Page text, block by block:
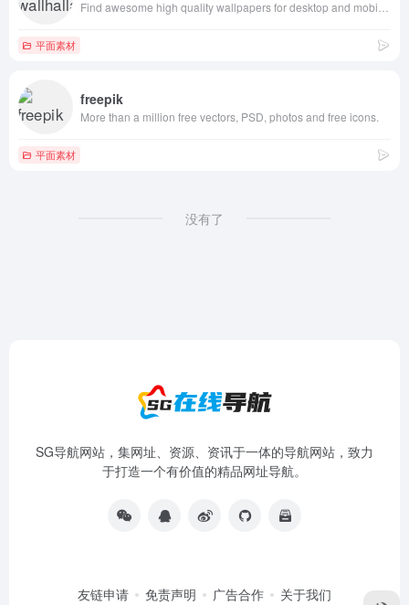
平面素材
freepik
More than a million free vectors, PSD, photos and free icons.
平面素材
没有了
SG导航网站，集网址、资源、资讯于一体的导航网站，致力
于打造一个有价值的精品网址导航。
友链申请 免责声明 广告合作 关于我们